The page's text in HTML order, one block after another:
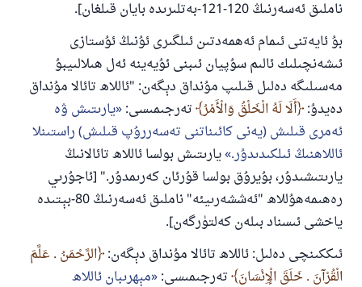
ناملىق ئەسەرنىڭ 120-121-بەتلىرىدە بايان قىلغان].
بۇ ئايەتنى ئىمام ئەھمەدتىن ئىلگىرى ئۇنىڭ ئۇستازى
ئىشەنچىلىك ئالىم سۇپيان ئىبنى ئۇيەينە ئەل ھىلالىيبۇ
مەسىلىگە دەلىل قىلىپ مۇنداق دېگەن: "ئاللاھ تائالا مۇنداق
دەيدۇ: أَلَا لَهُ الْخَلْقُ وَالْأَمْرُ تەرجىمىسى: يارىتىش ۋە
ئەمرى قىلىش (يەنى كائىناتنى تەسەررۇپ قىلىش) راستىنلا
ئاللاھنىڭ ئىلكىدىدۇر. يارىتىش بولسا ئاللاھ تائالانىڭ
يارىتىشىدۇر، بۇيرۇق بولسا قۇرئان كەرىمدۇر." [ئاجۇرىي
رەھىمەھۇللاھ "ئەششەرىيئە" ناملىق ئەسەرنىڭ 80-بېتىدە
ياخشى ئىسناد بىلەن كەلتۈرگەن].
ئىككىنچى دەلىل: ئاللاھ تائالا مۇنداق دېگەن: الرَّحْمَنُ . عَلَّمَ
الْقُرْآنَ . خَلَقَ الْإِنْسَانَ تەرجىمىسى: مېھرىبان ئاللاھ